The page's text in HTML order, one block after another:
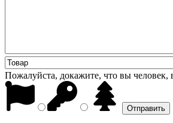
Пожалуйста, докажите, что вы человек,